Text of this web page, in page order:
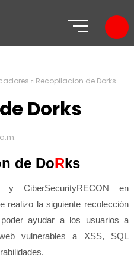
Recopilacion de Dorks
Dorks
de DoRks
CiberSecurityRECON en
realizo la siguiente recolección
ayudar a los usuarios a
vulnerables a XSS, SQL